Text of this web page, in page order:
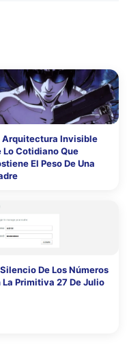
Arquitectura Invisible
Lo Cotidiano Que
El Peso De Una
De Los Números
La Primitiva 27 De Julio